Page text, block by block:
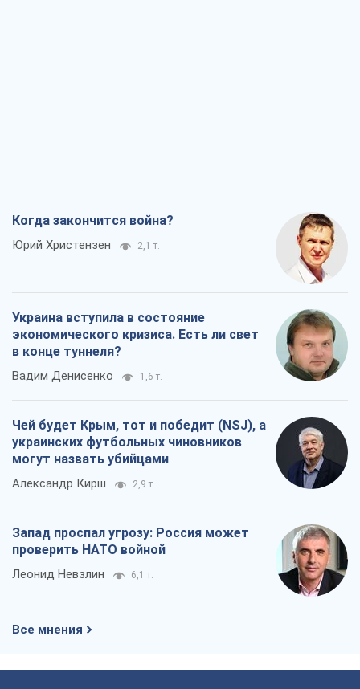
Когда закончится война?
Юрий Христензен 2,1 т.
Украина вступила в состояние
экономического кризиса. Есть ли свет
в конце туннеля?
Вадим Денисенко 1,6 т.
Чей будет Крым, тот и победит (NSJ), а
украинских футбольных чиновников
могут назвать убийцами
Александр Кирш 2,9 т.
Запад проспал угрозу: Россия может
проверить НАТО войной
Леонид Невзлин 6,1 т.
Все мнения